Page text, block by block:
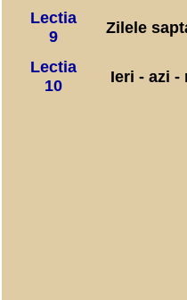
Lectia
9
Zilele
Lectia
10
Ieri - azi -